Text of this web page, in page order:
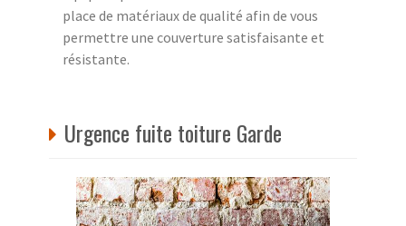
place de matériaux de qualité afin de vous
permettre une couverture satisfaisante et
résistante.
Urgence fuite toiture Garde